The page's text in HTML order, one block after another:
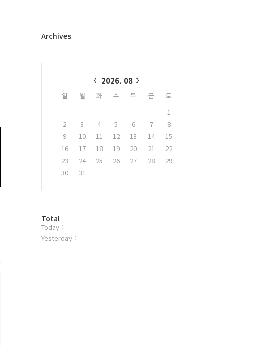
플
Archives
2026. 08
일 월 화 수 목 금
토
1
2
3 4 5 6 7
8
9
10 11 12 13 14
15
16
17 18 19 20 21
22
23
24 25 26 27 28
29
30
31
방
문
자
Total
Today :
Yesterday :